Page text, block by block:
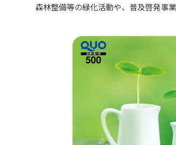
森林整備等の緑化活動や、普及啓発事